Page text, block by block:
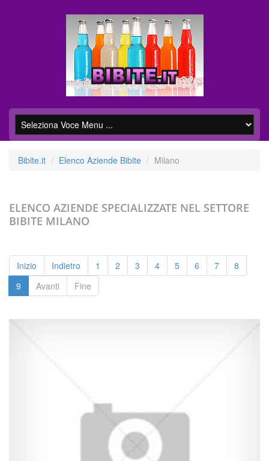
Bibite.it Elenco Aziende Bibite Milano
ELENCO AZIENDE SPECIALIZZATE NEL SETTORE
BIBITE MILANO
Inizio Indietro 1 2 3 4 5 6 7
8
9
Avanti Fine